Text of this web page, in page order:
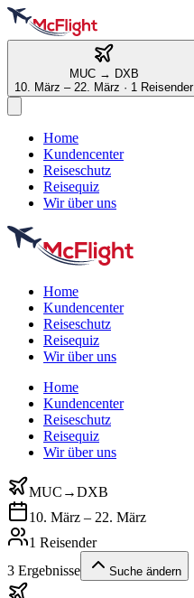
MUC→ DXB
10. März – 22. März · 1 Reisender
Home
Kundencenter
Reiseschutz
Reisequiz
Wir über uns
Home
Kundencenter
Reiseschutz
Reisequiz
Wir über uns
Home
Kundencenter
Reiseschutz
Reisequiz
Wir über uns
MUC →DXB
10. März – 22. März
1 Reisender
3 Ergebnisse Suche ändern